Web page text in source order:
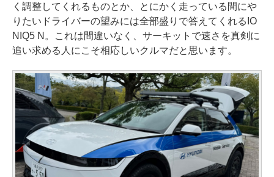
く調整してくれるものとか、とにかく走っている間にや
りたいドライバーの望みには全部盛りで答えてくれるIO
NIQ5 N。これは間違いなく、サーキットで速さを真剣に
追い求める人にこそ相応しいクルマだと思います。